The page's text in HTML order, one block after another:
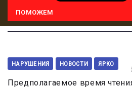
ПОМОЖЕМ
НАРУШЕНИЯ НОВОСТИ ЯРКО
Предполагаемое время